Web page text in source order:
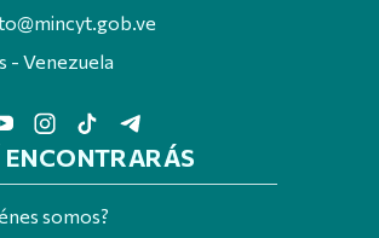
- Venezuela
somos?